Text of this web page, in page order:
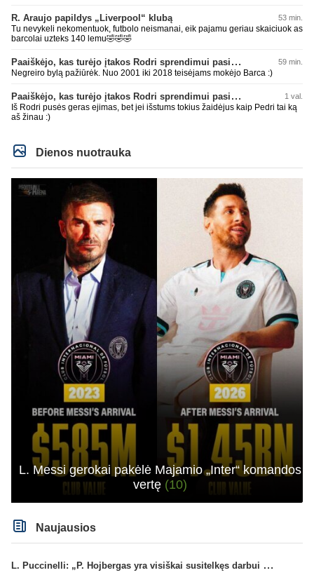
R. Araujo papildys „Liverpool“ klubą 53 min.
Tu nevykeli nekomentuok, futbolo neismanai, eik pajamu geriau skaiciuok as
barcolai uzteks 140 lemu🤣🤣🤣
Paaiškėjo, kas turėjo įtakos Rodri sprendimui pasirinkti Barselonos pusę 59 min.
Negreiro bylą pažiūrėk. Nuo 2001 iki 2018 teisėjams mokėjo Barca :)
Paaiškėjo, kas turėjo įtakos Rodri sprendimui pasirinkti Barselonos pusę 1 val.
Iš Rodri pusės geras ejimas, bet jei išstums tokius žaidėjus kaip Pedri tai ką
aš žinau :)
Dienos nuotrauka
L. Messi gerokai pakėlė Majamio „Inter“ komandos
vertę (10)
Naujausios
L. Puccinelli: „P. Hojbergas yra visiškai susitelkęs darbui Marselyje“